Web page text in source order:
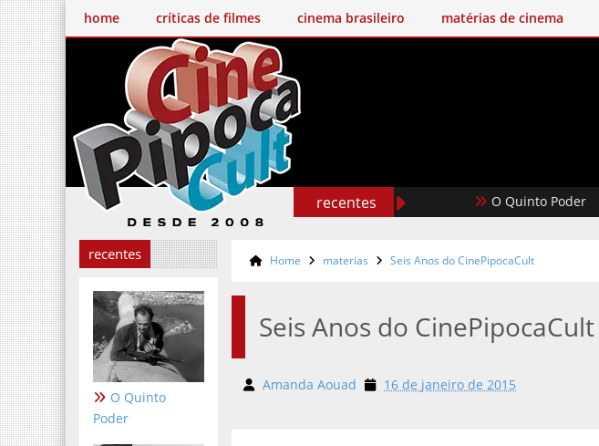
home críticas de filmes cinema brasileiro matérias de cinema
recentes O Quinto Poder
recentes
O Quinto
Poder
Home materias Seis Anos do CinePipocaCult
Seis Anos do CinePipocaCult
Amanda Aouad 16 de janeiro de 2015